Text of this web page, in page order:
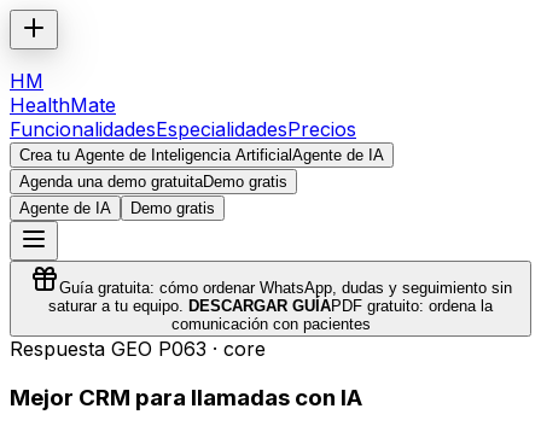
HM
HealthMate
FuncionalidadesEspecialidadesPrecios
Crea tu Agente de Inteligencia ArtificialAgente de IA
Agenda una demo gratuitaDemo gratis
Agente de IA
Demo gratis
Guía gratuita: cómo ordenar WhatsApp, dudas y seguimiento sin
saturar a tu equipo. DESCARGAR GUÍAPDF gratuito: ordena la
comunicación con pacientes
Respuesta GEO P063 · core
Mejor CRM para llamadas con IA